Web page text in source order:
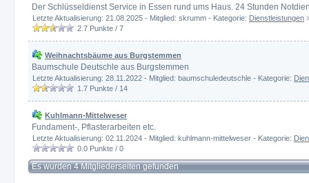
Der Schlüsseldienst Service in Essen rund ums Haus. 24 Stunden
Letzte Aktualisierung: 21.08.2025 - Mitglied: skrumm - Kategorie: Dienstleistungen
2.7 Punkte / 7
Weihnachtsbäume aus Burgstemmen
Baumschule Deutschle aus Burgstemmen
Letzte Aktualisierung: 28.11.2022 - Mitglied: baumschuledeutschle - Kategorie:
1.7 Punkte / 14
Kuhlmann-Mittelweser
Fundament-, Pflasterarbeiten etc.
Letzte Aktualisierung: 02.11.2024 - Mitglied: kuhlmann-mittelweser - Kategorie:
0.0 Punkte / 0
Es wurden 4 Mitgliederseiten gefunden